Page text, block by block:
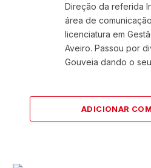
Direção da referida
área de
licenciatura em
Aveiro. Passou por
Gouveia dando o
ADICIONAR